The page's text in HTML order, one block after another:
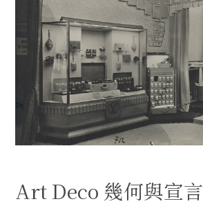
Art Deco 幾何與宣言